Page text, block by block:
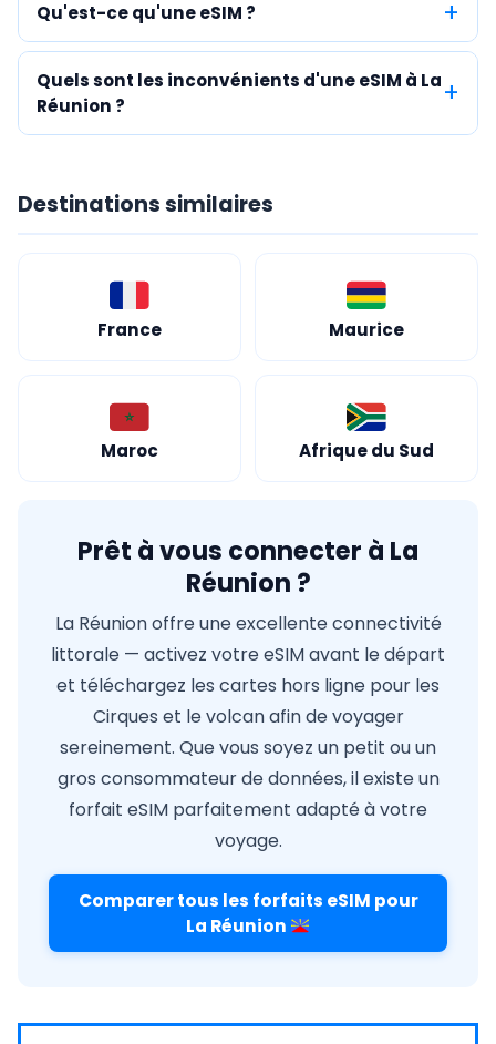
Qu'est-ce qu'une eSIM ?
Quels sont les inconvénients d'une eSIM à La
Réunion ?
Destinations similaires
France Maurice
Maroc Afrique du Sud
Prêt à vous connecter à La
Réunion ?
La Réunion offre une excellente connectivité
littorale — activez votre eSIM avant le départ
et téléchargez les cartes hors ligne pour les
Cirques et le volcan afin de voyager
sereinement. Que vous soyez un petit ou un
gros consommateur de données, il existe un
forfait eSIM parfaitement adapté à votre
voyage.
Comparer tous les forfaits eSIM pour
La Réunion